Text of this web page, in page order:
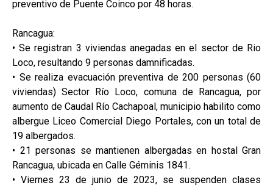
preventivo de Puente Coinco por 48 horas.
Rancagua:
• Se registran 3 viviendas anegadas en el sector de Rio
Loco, resultando 9 personas damnificadas.
• Se realiza evacuación preventiva de 200 personas (60
viviendas) Sector Río Loco, comuna de Rancagua, por
aumento de Caudal Río Cachapoal, municipio habilito como
albergue Liceo Comercial Diego Portales, con un total de
19 albergados.
• 21 personas se mantienen albergadas en hostal Gran
Rancagua, ubicada en Calle Géminis 1841.
• Viernes 23 de junio de 2023, se suspenden clases